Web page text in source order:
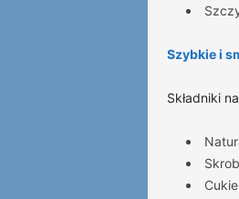
Szybkie i
Składniki